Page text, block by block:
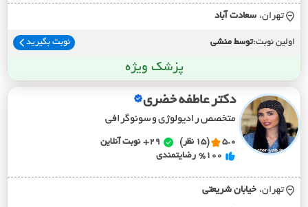
تهران، سعادت آباد
اولین نوبت:توسط منشی نوبت بگیرید
پزشک ویژه
دکتر عاطفه خضری
متخصص رادیولوژی و سونوگرافی
5.0 (15 نظر) 29+
نوبت آنلاین
%100 رضایتمندی
تهران، خيابان شريعتي